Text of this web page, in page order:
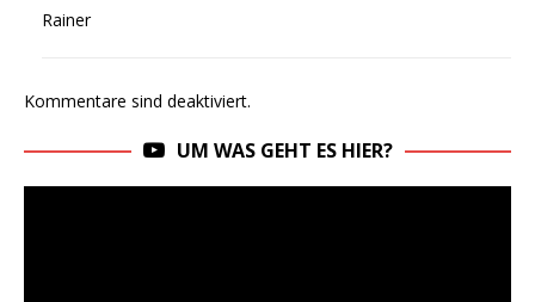
Rainer
Kommentare sind deaktiviert.
UM WAS GEHT ES HIER?